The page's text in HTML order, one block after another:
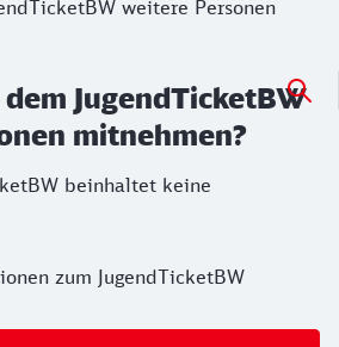
weitere Personen
JugendTicketBW
mitnehmen?
beinhaltet keine
zum JugendTicketBW